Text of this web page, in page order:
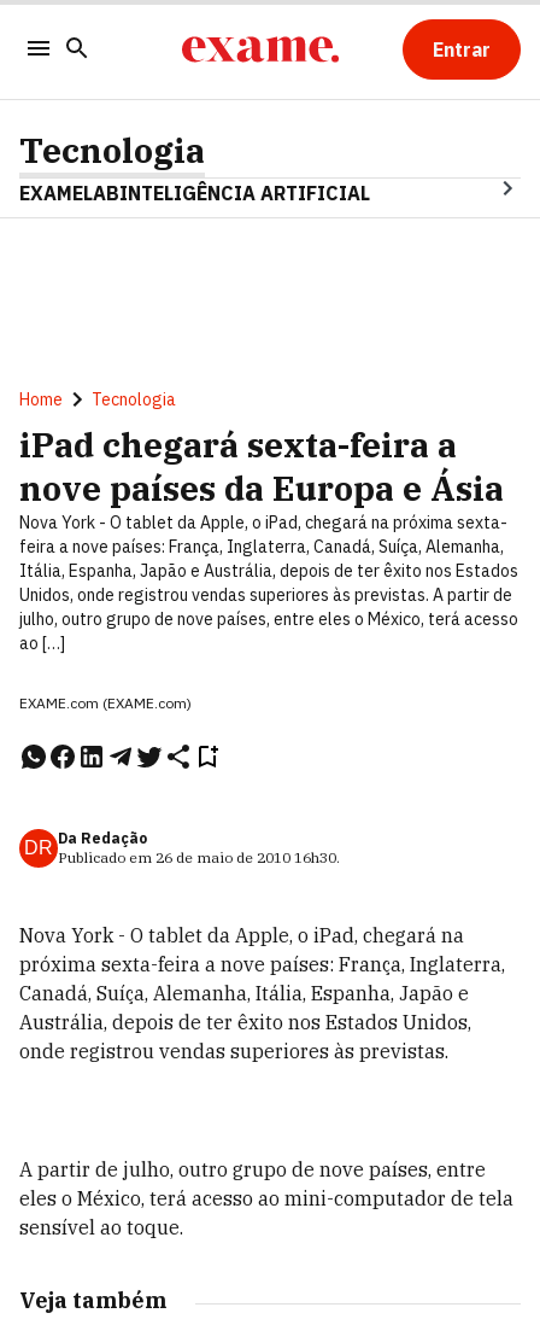
Entrar
Tecnologia
EXAMELABINTELIGÊNCIA ARTIFICIAL
Home Tecnologia
iPad chegará sexta-feira a
nove países da Europa e Ásia
Nova York - O tablet da Apple, o iPad, chegará na próxima sexta-
feira a nove países: França, Inglaterra, Canadá, Suíça, Alemanha,
Itália, Espanha, Japão e Austrália, depois de ter êxito nos Estados
Unidos, onde registrou vendas superiores às previstas. A partir de
julho, outro grupo de nove países, entre eles o México, terá acesso
ao […]
EXAME.com (EXAME.com)
DR Da Redação
Publicado em 26 de maio de 2010 16h30.
Nova York - O tablet da Apple, o iPad, chegará na
próxima sexta-feira a nove países: França, Inglaterra,
Canadá, Suíça, Alemanha, Itália, Espanha, Japão e
Austrália, depois de ter êxito nos Estados Unidos,
onde registrou vendas superiores às previstas.
A partir de julho, outro grupo de nove países, entre
eles o México, terá acesso ao mini-computador de tela
sensível ao toque.
Veja também